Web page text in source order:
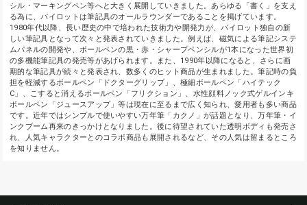
シル・マーキングペン等へと大きく展開していきました。あらゆる「書く」を支え
る為に、パイロットは筆記具のオールラウンダーであることを掲げています。
1980年代以降、長い歴史の中で培われた技術力や開発力が、パイロット独自の新
しい筆記具となって次々と発表されていきました。例えば、磁気による筆記システ
ムパネルの開発や、ボールペンの黒・赤・シャープペンシルが1本になった世界初
の多機能筆記具の発売等があげられます。また、1990年以降になると、さらに画
期的な筆記具が続々と発表され、数多くのヒット商品が生まれました。筆記時の負
担を軽減するボールペン「ドクターグリップ」、極細ボールペン「ハイテック
C」、こすると消えるボールペン「フリクション」、水性顔料ノック式ゲルインキ
ボールペン「ジュースアップ」等は現在に至るまで広く知られ、愛用者も多い商品
です。近年ではシンプルで使いやすい万年筆「カクノ」が話題となり、万年筆・イ
ンクブーム再来のきっかけとなりました。後に待望されていた透明ボディも発売さ
れ、人気キャラクターとのコラボ商品も展開されるなど、その人気は留まるところ
を知りません。